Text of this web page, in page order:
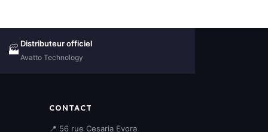
🏭
Distributeur officiel
Avatto Technology
CONTACT
📍 56 rue Cesaria Evora